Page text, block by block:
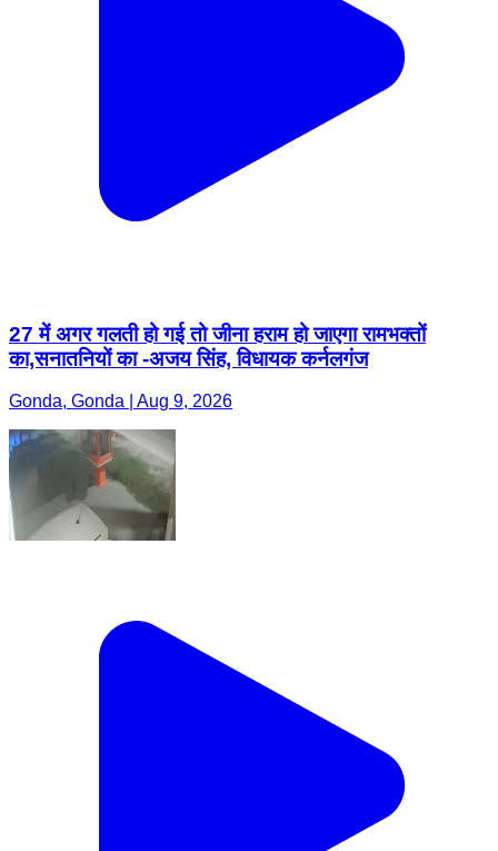
27 में अगर गलती हो गई तो जीना हराम हो जाएगा रामभक्तों
का,सनातनियों का -अजय सिंह, विधायक कर्नलगंज
Gonda, Gonda | Aug 9, 2026